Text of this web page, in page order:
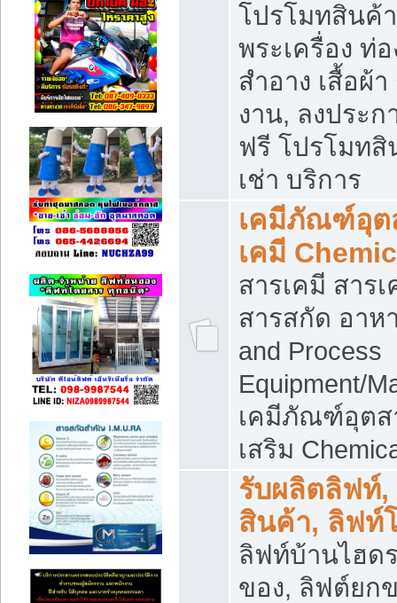
โปรโมทสินค้
พระเครื่อง ท่อ
สำอาง เสื้อผ้
งาน, ลงประ
ฟรี โปรโมท
เช่า บริการ
เคมีภัณฑ์อุต
เคมี
สารเคมี สาร
สารสกัด อาห
and Process
Equipment/
เคมีภัณฑ์อุตส
เสริม
รับผลิตลิฟท์
สินค้า, ลิฟท์
ลิฟท์บ้านไฮด
ของ, ลิฟต์ยก